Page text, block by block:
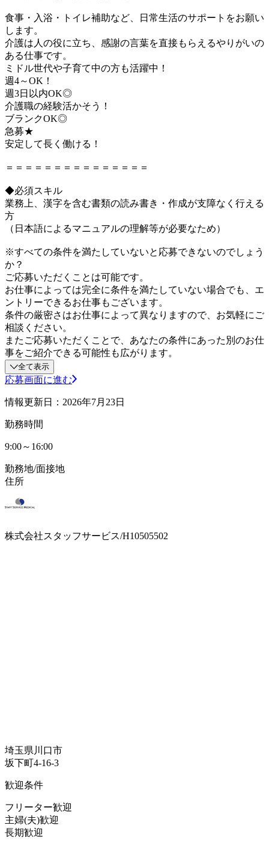
食事・入浴・トイレ補助など、日常生活のサポートをお願い
します。
介護は人の役に立ち、感謝の言葉を直接もらえるやりがいの
ある仕事です。
ミドル世代や子育て中の方も活躍中！
週4～OK！
週3日以内OK◎
介護職の経験活かそう！
ブランクOK◎
急募★
安定して長く働ける！
＝＝＝＝＝＝＝＝＝＝＝＝＝＝＝
◆必須スキル
業務上、漢字を含む書類の読み書き・作成が支障なく行える
方
（日本語によるマニュアルの理解等が必要なため）
※すべての条件を満たしていないと応募できないのでしょう
か？
ご応募いただくことは可能です。
お仕事によっては完全に条件を満たしていない場合でも、エ
ントリーできるお仕事もございます。
条件の厳密さはお仕事によって異なりますので、お気軽にご
相談ください。
またご応募いただくことで、あなたの条件にあった別のお仕
事をご紹介できる可能性も広がります。
全て表示
応募画面に進む
情報更新日：2026年7月23日
勤務時間
9:00～16:00
勤務地/面接地
住所
株式会社スタッフサービス/H10505502
埼玉県川口市
坂下町4-16-3
歓迎条件
フリーター歓迎
主婦(夫)歓迎
長期歓迎